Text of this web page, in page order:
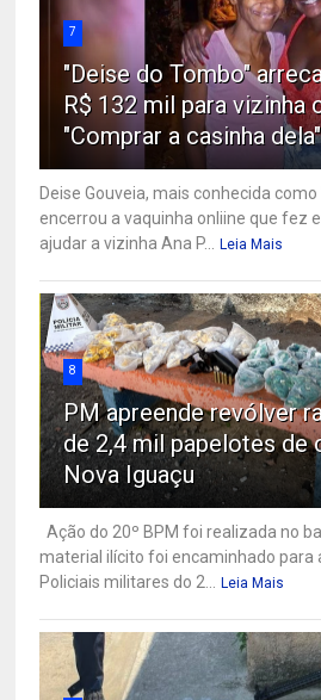
7
"Deise do Tombo"
R$ 132 mil para vizinha
"Comprar a casinha dela"
Deise Gouveia, mais conhecida
encerrou a vaquinha onliine que fez
ajudar a vizinha Ana P...
Leia Mais
8
PM apreende revólver
de 2,4 mil papelotes de
Nova Iguaçu
Ação do 20º BPM foi realizada no
material ilícito foi encaminhado para
Policiais militares do 2...
Leia Mais